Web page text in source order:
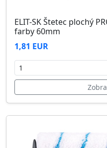
ELIT-SK Štetec plochý
farby 60mm
1,81 EUR